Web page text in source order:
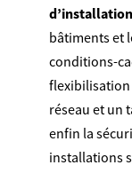
bâtiments et
conditions-
flexibilisation
réseau et un
enfin la
installations